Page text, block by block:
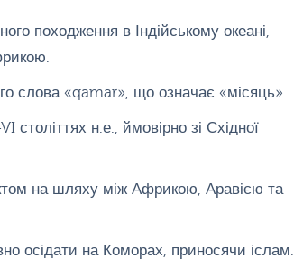
походження в Індійському океані,
слова «qamar», що означає «місяць».
н.е., ймовірно зі Східної
на шляху між Африкою, Аравією та
осідати на Коморах, приносячи іслам.